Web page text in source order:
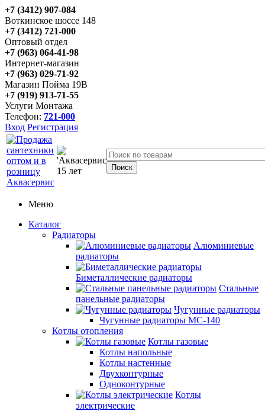
+7 (3412) 907-084
Воткинское шоссе 148
+7 (3412) 721-000
Оптовый отдел
+7 (963) 064-41-98
Интернет-магазин
+7 (963) 029-71-92
Магазин Пойма 19В
+7 (919) 913-71-55
Услуги Монтажа
Телефон: 721-000
Вход Регистрация
Меню
Каталог
Радиаторы
Алюминиевые
радиаторы
Биметаллические радиаторы
Стальные
панельные радиаторы
Чугунные радиаторы
Чугунные радиаторы МС-140
Котлы отопления
Котлы газовые
Котлы напольные
Котлы настенные
Двухконтурные
Одноконтурные
Котлы
электрические